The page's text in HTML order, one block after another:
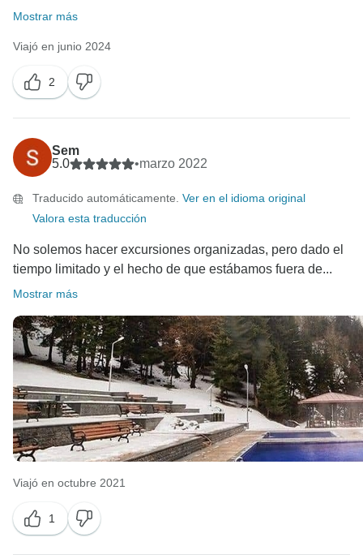
Mostrar más
Viajó en junio 2024
2
Sem
5.0
•marzo 2022
Traducido automáticamente. Ver en el idioma original
Valora esta traducción
No solemos hacer excursiones organizadas, pero dado el
tiempo limitado y el hecho de que estábamos fuera de...
Mostrar más
Viajó en octubre 2021
1